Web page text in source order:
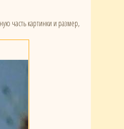
часть картинки и размер,